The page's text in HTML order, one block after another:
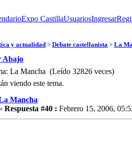
Expo CastillaUsuariosIngresar
y actualidad> Debate castellanista > La
Abajo
La Mancha (Leído 32826 veces)
viendo este tema.
Mancha
Respuesta #40 : Febrero 15, 2006,